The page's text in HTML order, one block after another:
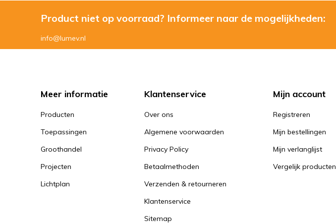
Product niet op voorraad? Informeer naar de mogelijkheden:
info@lumev.nl
Meer informatie
Producten
Toepassingen
Groothandel
Projecten
Lichtplan
Klantenservice
Over ons
Algemene voorwaarden
Privacy Policy
Betaalmethoden
Verzenden & retourneren
Klantenservice
Sitemap
Mijn account
Registreren
Mijn bestellingen
Mijn verlanglijst
Vergelijk producten